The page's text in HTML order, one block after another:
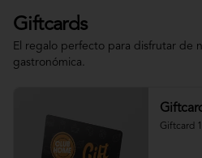
Giftcards
El regalo perfecto para disfrutar de
gastronómica.
Giftcard